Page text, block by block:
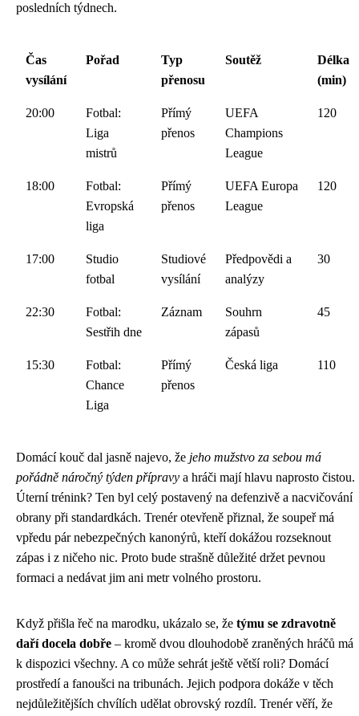
posledních týdnech.
Čas
vysílání
Pořad
Typ
přenosu
Soutěž
Délka
(min)
20:00
Fotbal:
Liga
mistrů
Přímý
přenos
UEFA
Champions
League
120
18:00
Fotbal:
Evropská
liga
Přímý
přenos
UEFA Europa
League
120
17:00
Studio
fotbal
Studiové
vysílání
Předpovědi a
analýzy
30
22:30
Fotbal:
Sestřih dne
Záznam
Souhrn
zápasů
45
15:30
Fotbal:
Chance
Liga
Přímý
přenos
Česká liga 110
Domácí kouč dal jasně najevo, že jeho mužstvo za sebou má
pořádně náročný týden přípravy a hráči mají hlavu naprosto čistou.
Úterní trénink? Ten byl celý postavený na defenzivě a nacvičování
obrany při standardkách. Trenér otevřeně přiznal, že soupeř má
vpředu pár nebezpečných kanonýrů, kteří dokážou rozseknout
zápas i z ničeho nic. Proto bude strašně důležité držet pevnou
formaci a nedávat jim ani metr volného prostoru.
Když přišla řeč na marodku, ukázalo se, že týmu se zdravotně
daří docela dobře – kromě dvou dlouhodobě zraněných hráčů má
k dispozici všechny. A co může sehrát ještě větší roli? Domácí
prostředí a fanoušci na tribunách. Jejich podpora dokáže v těch
nejdůležitějších chvílích udělat obrovský rozdíl. Trenér věří, že